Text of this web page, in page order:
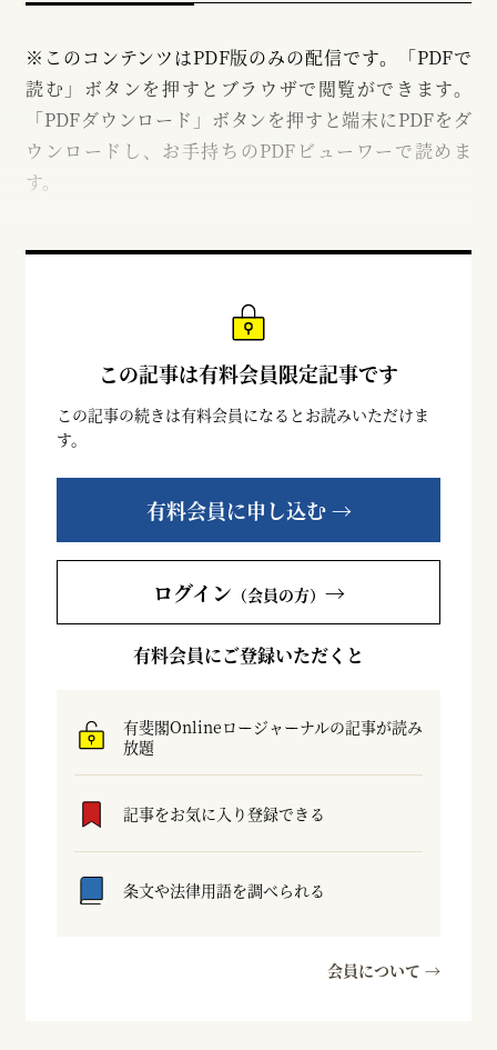
※このコンテンツはPDF版のみの配信です。「PDFで
読む」ボタンを押すとブラウザで閲覧ができます。
「PDFダウンロード」ボタンを押すと端末にPDFをダ
ウンロードし、お手持ちのPDFビューワーで読めま
す。
この記事は有料会員限定記事です
この記事の続きは有料会員になるとお読みいただけま
す。
有料会員に申し込む →
ログイン （会員の方） →
有料会員にご登録いただくと
有斐閣Onlineロージャーナルの記事が読み
放題
記事をお気に入り登録できる
条文や法律用語を調べられる
会員について →